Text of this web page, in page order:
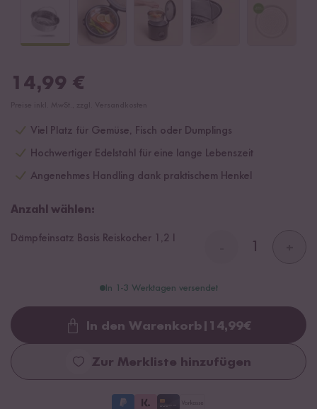
14,99 €
Viel Platz für Gemüse, Fisch oder Dumplings
Hochwertiger Edelstahl für eine lange Lebenszeit
Angenehmes Handling dank praktischem Henkel
Anzahl wählen:
Dämpfeinsatz Basis Reiskocher 1,2 l
In 1-3 Werktagen versendet
Loading...
In den Warenkorb 14,99€
Zur Merkliste hinzufügen